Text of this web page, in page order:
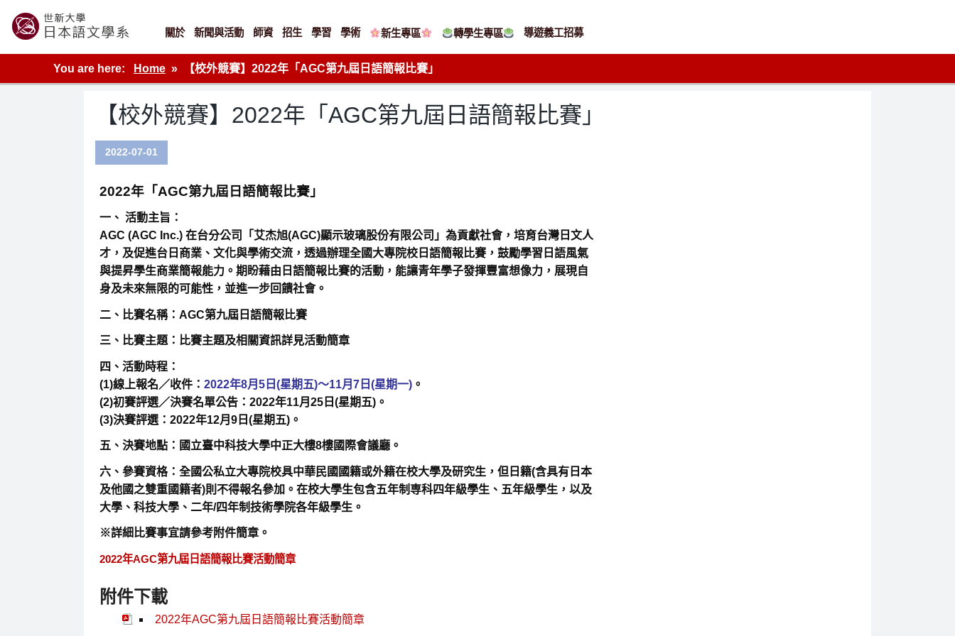
content
世新大學教學單位的網站
關於 新聞與活動 師資 招生 學習 學術 新生專區 轉學生專區 導遊義工招募
You are here: Home 【校外競賽】2022年「AGC第九屆日語簡報比賽」
【校外競賽】2022年「AGC第九屆日語簡報比賽」
2022-07-01
2022年「AGC第九屆日語簡報比賽」
一、 活動主旨：
AGC (AGC Inc.) 在台分公司「艾杰旭(AGC)顯示玻璃股份有限公司」為貢獻社會，培育台灣日文人
才，及促進台日商業、文化與學術交流，透過辦理全國大專院校日語簡報比賽，鼓勵學習日語風氣
與提昇學生商業簡報能力。期盼藉由日語簡報比賽的活動，能讓青年學子發揮豐富想像力，展現自
身及未來無限的可能性，並進一步回饋社會。
二、比賽名稱：AGC第九屆日語簡報比賽
三、比賽主題：比賽主題及相關資訊詳見活動簡章
四、活動時程：
(1)線上報名／收件： 2022年8月5日(星期五)～11月7日(星期一)。
(2)初賽評選／決賽名單公告：2022年11月25日(星期五)。
(3)決賽評選：2022年12月9日(星期五)。
五、決賽地點：國立臺中科技大學中正大樓8樓國際會議廳。
六、參賽資格：全國公私立大專院校具中華民國國籍或外籍在校大學及研究生，但日籍(含具有日本
及他國之雙重國籍者)則不得報名參加。在校大學生包含五年制専科四年級學生、五年級學生，以及
大學、科技大學、二年/四年制技術學院各年級學生。
※詳細比賽事宜請參考附件簡章。
2022年AGC第九屆日語簡報比賽活動簡章
附件下載
2022年AGC第九屆日語簡報比賽活動簡章